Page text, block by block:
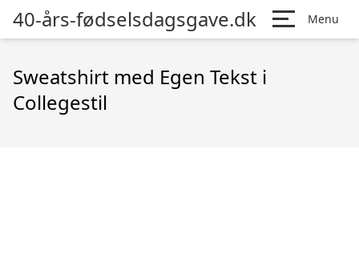
40-års-fødselsdagsgave.dk Menu
Sweatshirt med Egen Tekst i
Collegestil